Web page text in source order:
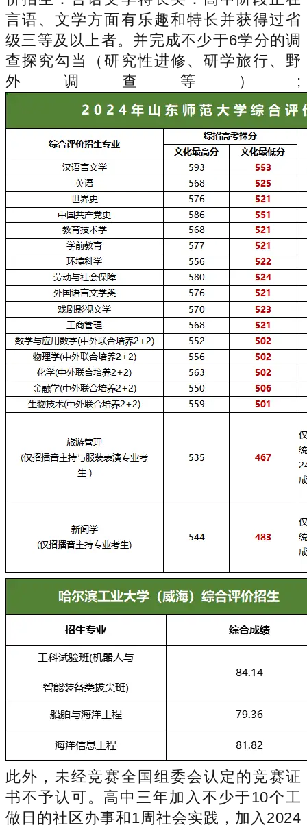
言语、文学方面有乐趣和特长并获得过省
级三等及以上者。并完成不少于6学分的调
查探究勾当（研究性进修、研学旅行、野
外调查等）;
此外，未经竞赛全国组委会认定的竞赛证
书不予认可。高中三年加入不少于10个工
做日的社区办事和1周社会实践，加入2024